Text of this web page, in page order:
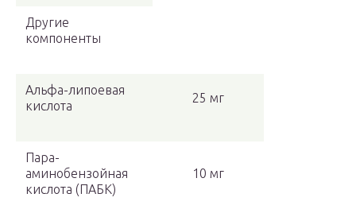
Другие
компоненты
Альфа-липоевая
кислота
25 мг
Пара-
аминобензойная
кислота (ПАБК)
10 мг